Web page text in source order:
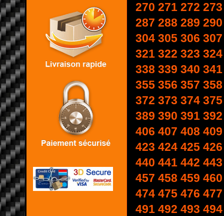
270 271 272 273
287 288 289 290
304 305 306 307
321 322 323 324
338 339 340 341
355 356 357 358
372 373 374 375
389 390 391 392
406 407 408 409
423 424 425 426
440 441 442 443
457 458 459 460
474 475 476 477
491 492 493 494